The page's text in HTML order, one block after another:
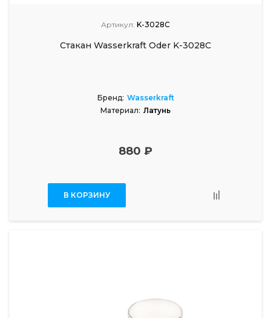
Артикул: K-3028C
Стакан Wasserkraft Oder K-3028C
Бренд: Wasserkraft
Материал: Латунь
880 ₽
В КОРЗИНУ